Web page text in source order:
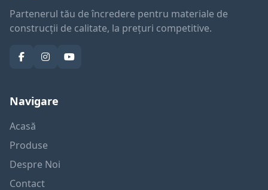
Partenerul tău de încredere pentru materiale de
construcții de calitate, la prețuri competitive.
Navigare
Acasă
Produse
Despre Noi
Contact